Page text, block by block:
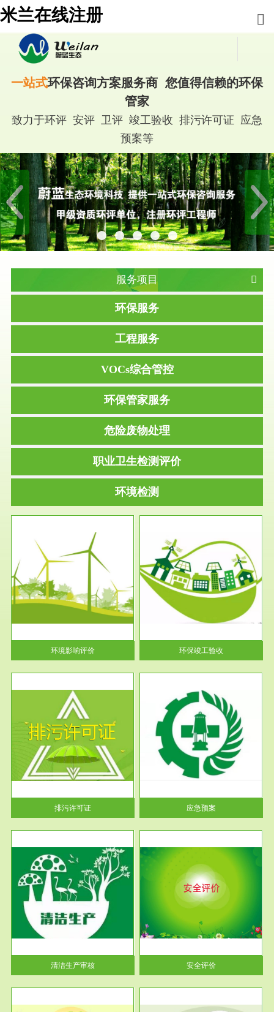
米兰在线注册
一站式环保咨询方案服务商 您值得信赖的环保
管家
致力于环评 安评 卫评 竣工验收 排污许可证 应急
预案等
服务项目
环保服务
工程服务
VOCs综合管控
环保管家服务
危险废物处理
职业卫生检测评价
环境检测
环境影响评价
服务范围
环保竣工验收
根据《建设项目环境保护管理条
例》第十七条 编制环境影响报
告书、...
环保竣工验收
排污许可证
服务范围
应急预案
根据《中华人民共和国环境保护
法》第十九条 企业事业单位应
当按照...
应急预案
清洁生产审核
服务范围
安全评价
安全评价安全评价目的是查找、
分析和预测工程、系统、生产经
营活...
安全评价